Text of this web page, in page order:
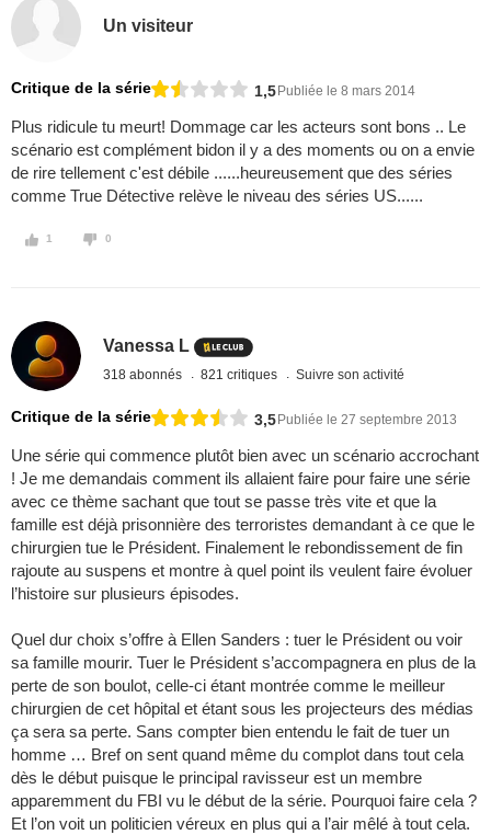
Un visiteur
Critique de la série 1,5Publiée le 8 mars 2014
Plus ridicule tu meurt! Dommage car les acteurs sont bons .. Le
scénario est complément bidon il y a des moments ou on a envie
de rire tellement c'est débile ......heureusement que des séries
comme True Détective relève le niveau des séries US......
1 0
Vanessa L
318 abonnés 821 critiques Suivre son activité
Critique de la série 3,5Publiée le 27 septembre 2013
Une série qui commence plutôt bien avec un scénario accrochant
! Je me demandais comment ils allaient faire pour faire une série
avec ce thème sachant que tout se passe très vite et que la
famille est déjà prisonnière des terroristes demandant à ce que le
chirurgien tue le Président. Finalement le rebondissement de fin
rajoute au suspens et montre à quel point ils veulent faire évoluer
l’histoire sur plusieurs épisodes.
Quel dur choix s’offre à Ellen Sanders : tuer le Président ou voir
sa famille mourir. Tuer le Président s’accompagnera en plus de la
perte de son boulot, celle-ci étant montrée comme le meilleur
chirurgien de cet hôpital et étant sous les projecteurs des médias
ça sera sa perte. Sans compter bien entendu le fait de tuer un
homme … Bref on sent quand même du complot dans tout cela
dès le début puisque le principal ravisseur est un membre
apparemment du FBI vu le début de la série. Pourquoi faire cela ?
Et l’on voit un politicien véreux en plus qui a l’air mêlé à tout cela.